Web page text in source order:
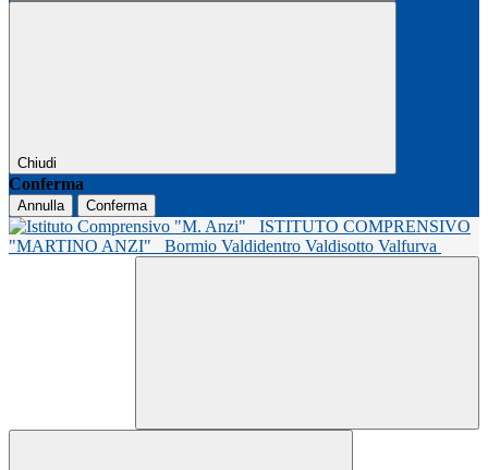
Chiudi
Conferma
Annulla Conferma
ISTITUTO COMPRENSIVO
"MARTINO ANZI"
Bormio Valdidentro Valdisotto Valfurva